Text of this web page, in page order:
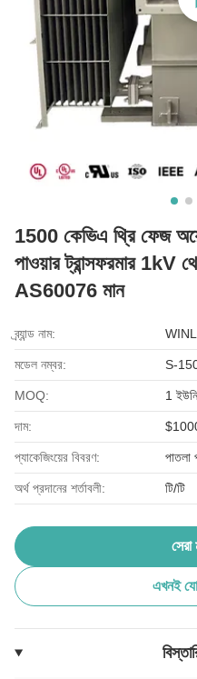
1500 কেভিএ থ্রি ফেজ
পাওয়ার ট্রান্সফরমার
AS60076 মান
ব্র্যান্ড নাম:
মডেল নম্বর: S-
MOQ: 1
দাম:
প্যাকেজিংয়ের বিবরণ: পাতলা
অর্থ প্রদানের শর্তাবলী: টি/টি
এখনই